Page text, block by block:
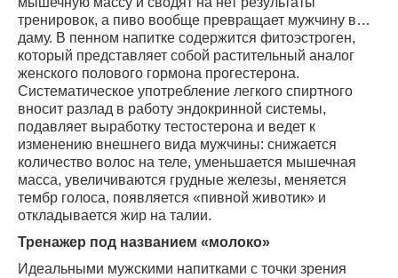
тренировок, а пиво вообще превращает мужчину в…
даму. В пенном напитке содержится фитоэстроген,
который представляет собой растительный аналог
женского полового гормона прогестерона.
Систематическое употребление легкого спиртного
вносит разлад в работу эндокринной системы,
подавляет выработку тестостерона и ведет к
изменению внешнего вида мужчины: снижается
количество волос на теле, уменьшается мышечная
масса, увеличиваются грудные железы, меняется
тембр голоса, появляется «пивной животик» и
откладывается жир на талии.
Тренажер под названием «молоко»
Идеальными мужскими напитками с точки зрения